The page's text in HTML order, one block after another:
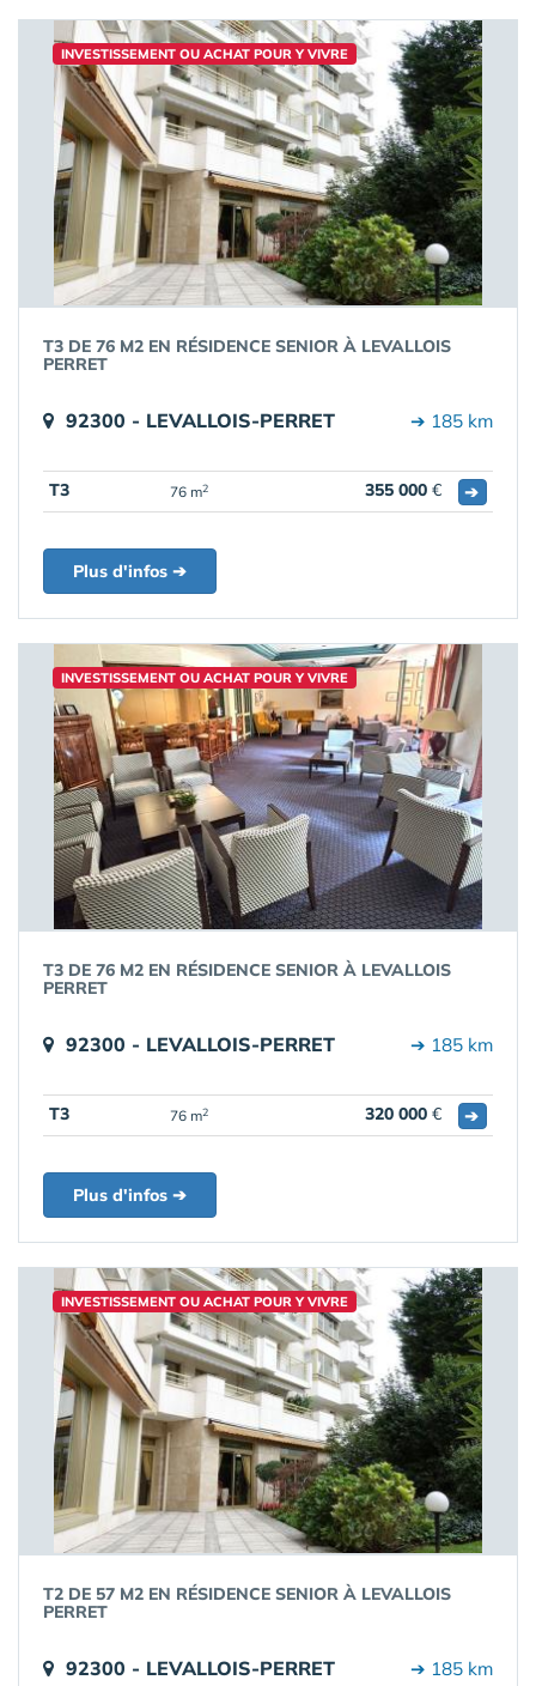
INVESTISSEMENT OU ACHAT POUR Y VIVRE
T3 DE 76 M2 EN RÉSIDENCE SENIOR À LEVALLOIS
PERRET
92300 - LEVALLOIS-PERRET ➔ 185 km
T3 76 m2 355 000 € ➔
Plus d'infos ➔
INVESTISSEMENT OU ACHAT POUR Y VIVRE
T3 DE 76 M2 EN RÉSIDENCE SENIOR À LEVALLOIS
PERRET
92300 - LEVALLOIS-PERRET ➔ 185 km
T3 76 m2 320 000 € ➔
Plus d'infos ➔
INVESTISSEMENT OU ACHAT POUR Y VIVRE
T2 DE 57 M2 EN RÉSIDENCE SENIOR À LEVALLOIS
PERRET
92300 - LEVALLOIS-PERRET ➔ 185 km